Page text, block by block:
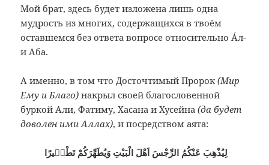
Мой брат, здесь будет изложена лишь одна
мудрость из многих, содержащихся в твоём
оставшемся без ответа вопросе относительно Áл-
и Аба.
А именно, в том что Досточтимый Пророк(Мир
Ему и Благо) накрыл своей благословенной
буркой Али, Фатиму, Хасана и Хусейна(да будет
доволен ими Аллах), и посредством аята:
لِيُذْهِبَ عَنْكُمُ الرِّجْسَ اَهْلَ الْبَيْتِ وَيُطَهِّرَكُمْ تَطْهٖيرًا